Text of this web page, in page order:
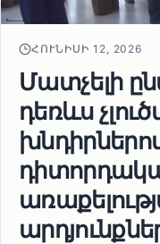
ՀՈՒՆԻՍԻ 12, 2026
Մատչելի
դեռևս